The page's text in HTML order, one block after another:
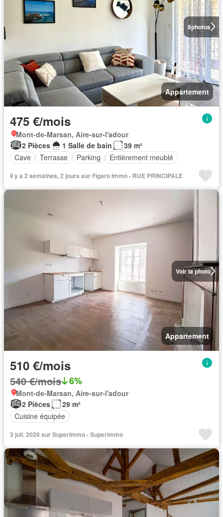
8photos
Appartement
475 €/mois
Mont-de-Marsan, Aire-sur-l'adour
2 Pièces
1 Salle de bain
39 m²
Cave
Terrasse Parking Entièrement meublé
Il y a 2 semaines, 2 jours sur Figaro Immo - RUE PRINCIPALE
Voir la photo
Appartement
510 €/mois
540 €/mois 6%
Mont-de-Marsan, Aire-sur-l'adour
2 Pièces
29 m²
Cuisine équipée
3 juil. 2026 sur Superimmo - Superimmo